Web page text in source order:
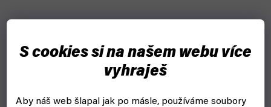
S cookies si na našem webu více
vyhraješ
Aby náš web šlapal jak po másle, používáme soubory